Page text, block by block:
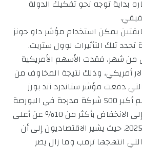
بداية توجه نحو تفكيك الدولة
يمكن استخدام مؤشر داو جونز
تلك التأثيرات لوول ستريت.
من شهر، فقدت الأسهم الأمريكية
دولار أمريكي، وذلك نتيجة المخاوف من
دفعت مؤشر ستاندرد آند بورز
500، وهو مؤشر لأسهم أكبر 500 شركة مدرجة في البورصة
في الولايات المتحدة إلى الانخفاض بأكثر من 10٪ عن أعلى
مستوى له في فبراير 2025. حيث يشير الاقتصاديون إلى أن
انتهجها ترمب وما زال يصر